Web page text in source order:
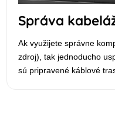
Správa
Ak využijete správne
zdroj), tak jednoducho
sú pripravené káblové